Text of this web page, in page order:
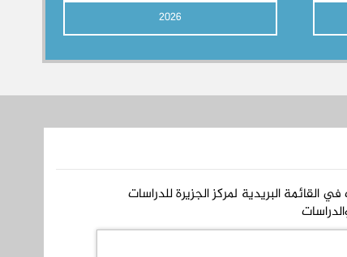
2026
القائمة البريدية لمركز الجزيرة للدراسات